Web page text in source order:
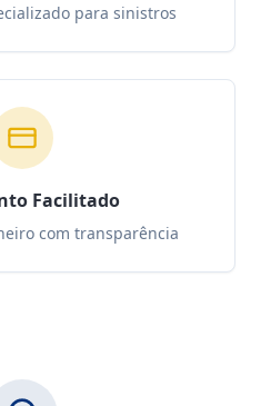
para sinistros
Facilitado
com transparência